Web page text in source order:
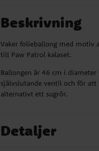
Beskrivning
Vaker folieballong med motiv
till Paw Patrol kalaset.
Ballongen är 46 cm i
självslutande ventil och för
alternativt ett sugrör.
Detaljer